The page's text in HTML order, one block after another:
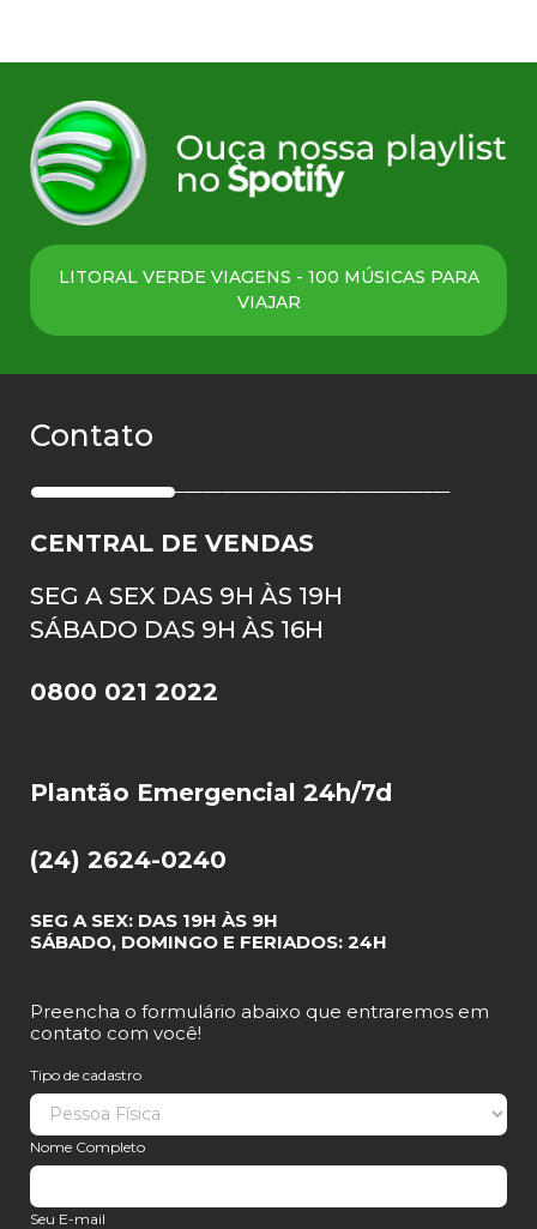
LITORAL VERDE VIAGENS - 100 MÚSICAS PARA
VIAJAR
Contato
CENTRAL DE VENDAS
SEG A SEX DAS 9H ÀS 19H
SÁBADO DAS 9H ÀS 16H
0800 021 2022
Plantão Emergencial 24h/7d
(24) 2624-0240
SEG A SEX: DAS 19H ÀS 9H
SÁBADO, DOMINGO E FERIADOS: 24H
Preencha o formulário abaixo que entraremos em
contato com você!
Tipo de cadastro
Nome Completo
Seu E-mail